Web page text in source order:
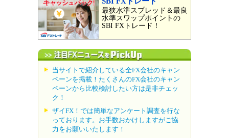
最狭水準スプレッド＆最良
水準スワップポイントの
SBI FXトレード！
当サイトで紹介している全FX会社のキャン
ペーンを掲載！たくさんのFX会社のキャン
ペーンから比較検討したい方は是非チェッ
ク！
ザイFX！では簡単なアンケート調査を行な
っております。お手数おかけしますがご協
力をお願いいたします！